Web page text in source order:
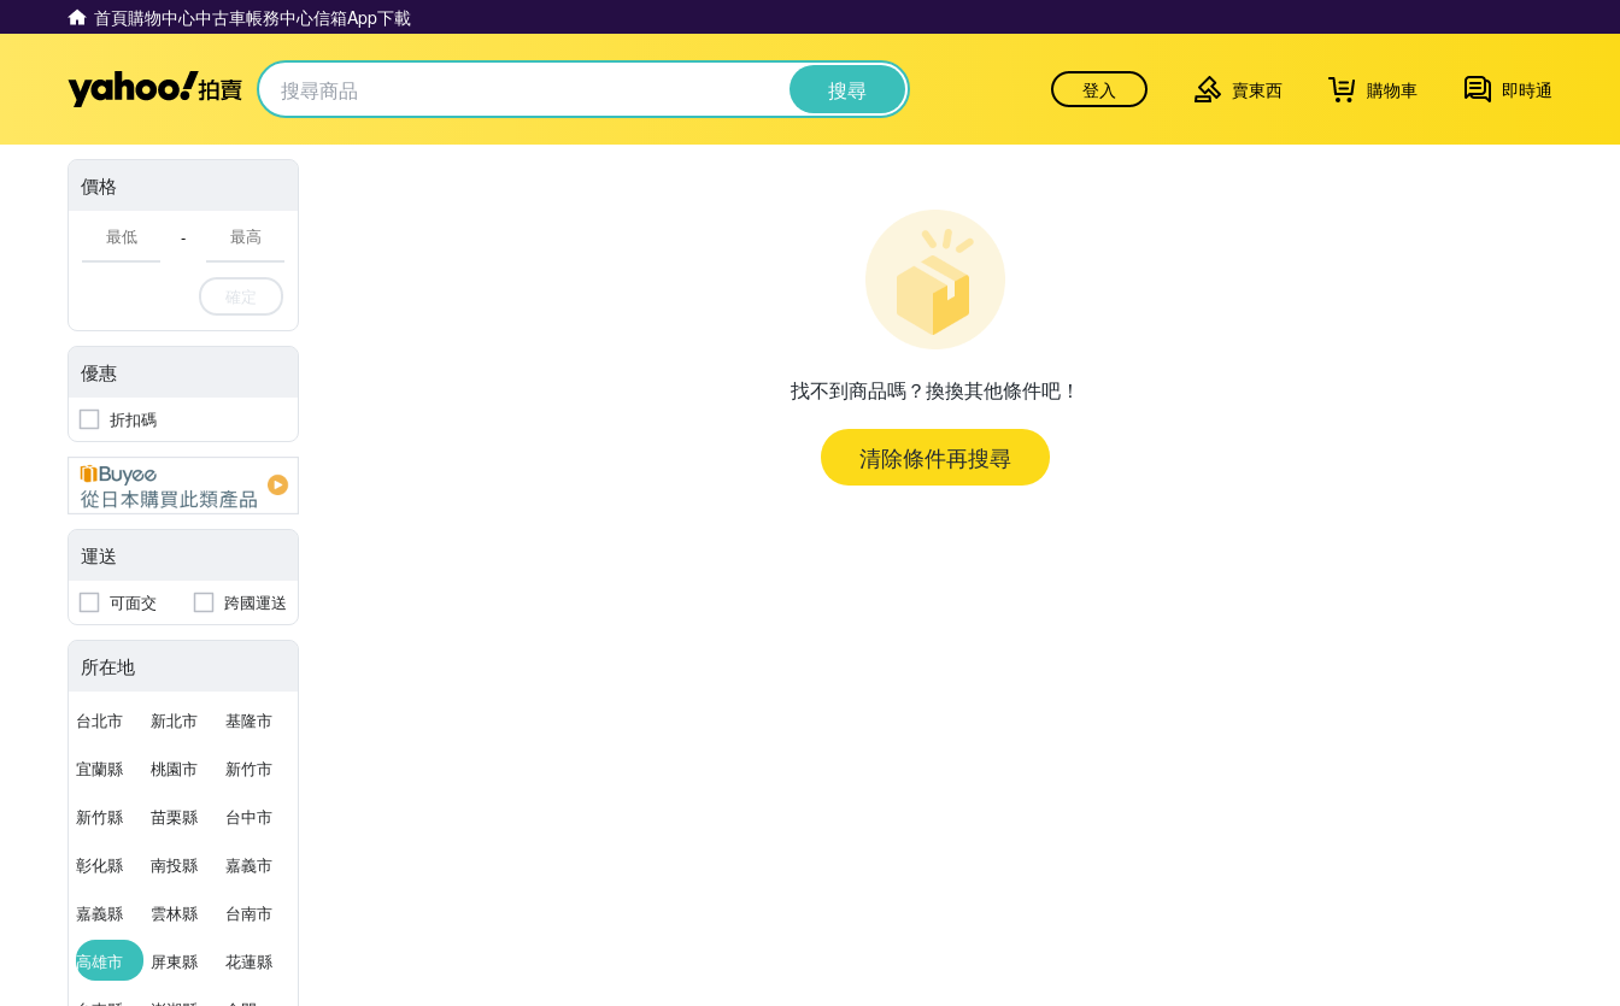
首頁購物中心中古車帳務中心信箱App下載
Yahoo拍賣 搜尋 登入 賣東西 購物車 即時通
價格
-
確定
優惠
折扣碼
運送
可面交 跨國運送
所在地
台北市 新北市 基隆市
宜蘭縣 桃園市 新竹市
新竹縣 苗栗縣 台中市
彰化縣 南投縣 嘉義市
嘉義縣 雲林縣 台南市
高雄市 屏東縣 花蓮縣
找不到商品嗎？換換其他條件吧！
清除條件再搜尋